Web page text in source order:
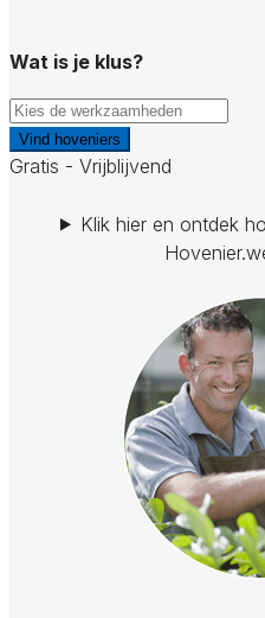
Wat is je klus?
Vind hoveniers
Gratis - Vrijblijvend
Klik hier en ontdek